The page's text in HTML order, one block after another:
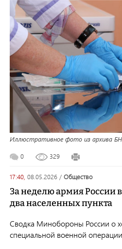
Иллюстративное фото из архива
0 329
17:40, 08.05.2026 / общество
За неделю армия России
два населенных пункта
Сводка Минобороны России о
специальной военной